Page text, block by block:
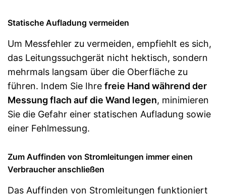
Statische Aufladung vermeiden
Um Messfehler zu vermeiden, empfiehlt es sich,
das Leitungssuchgerät nicht hektisch, sondern
mehrmals langsam über die Oberfläche zu
führen. Indem Sie Ihre freie Hand während der
Messung flach auf die Wand legen, minimieren
Sie die Gefahr einer statischen Aufladung sowie
einer Fehlmessung.
Zum Auffinden von Stromleitungen immer einen
Verbraucher anschließen
Das Auffinden von Stromleitungen funktioniert